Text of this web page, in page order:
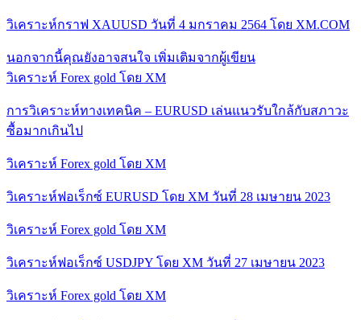
วิเคราะห์กราฟ XAUUSD วันที่ 4 มกราคม 2564 โดย XM.COM
นอกจากนี้คุณยังอาจสนใจ เพิ่มเติมจากผู้เขียน
วิเคราะห์ Forex gold โดย XM
การวิเคราะห์ทางเทคนิค – EURUSD เล่นแนวรับใกล้กับสภาวะ
ซื้อมากเกินไป
วิเคราะห์ Forex gold โดย XM
วิเคราะห์ฟอเร็กซ์ EURUSD โดย XM วันที่ 28 เมษายน 2023
วิเคราะห์ Forex gold โดย XM
วิเคราะห์ฟอเร็กซ์ USDJPY โดย XM วันที่ 27 เมษายน 2023
วิเคราะห์ Forex gold โดย XM